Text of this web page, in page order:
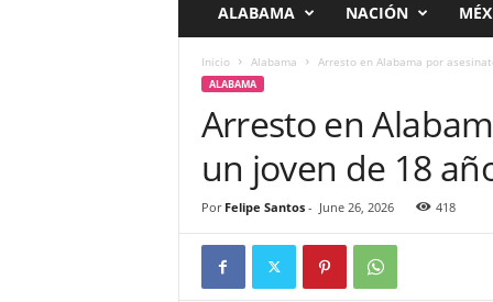
r
ALABAMA NACIÓN
Inicio Alabama Arresto en Alabama por
ALABAMA
Arresto en
un joven de 18
Por Felipe Santos- June 26, 2026 418